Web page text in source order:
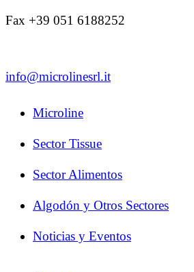
Fax +39 051 6188252
info@microlinesrl.it
Microline
Sector Tissue
Sector Alimentos
Algodón y Otros Sectores
Noticias y Eventos